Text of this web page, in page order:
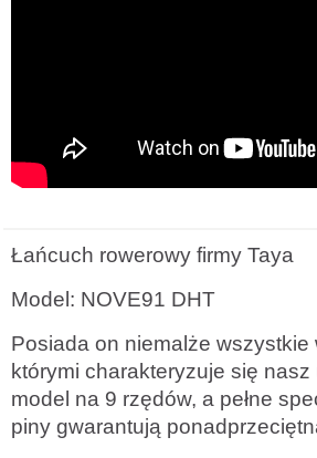
Łańcuch rowerowy firmy Taya
Model: NOVE91 DHT
Posiada on niemalże wszystkie
którymi charakteryzuje się
model na 9 rzędów, a pełne
piny gwarantują